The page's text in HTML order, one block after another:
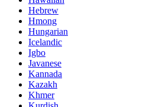
Hebrew
Hmong
Hungarian
Icelandic
Igbo
Javanese
Kannada
Kazakh
Khmer